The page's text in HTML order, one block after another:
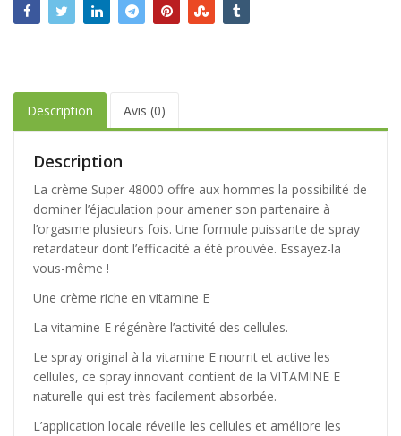
Description Avis (0)
Description
La crème Super 48000 offre aux hommes la possibilité de
dominer l’éjaculation pour amener son partenaire à
l’orgasme plusieurs fois. Une formule puissante de spray
retardateur dont l’efficacité a été prouvée. Essayez-la
vous-même !
Une crème riche en vitamine E
La vitamine E régénère l’activité des cellules.
Le spray original à la vitamine E nourrit et active les
cellules, ce spray innovant contient de la VITAMINE E
naturelle qui est très facilement absorbée.
L’application locale réveille les cellules et améliore les